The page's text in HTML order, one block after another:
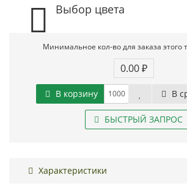
Выбор цвета
Минимальное кол-во для заказа этого
0.00 ₽
В корзину В
БЫСТРЫЙ ЗАПРОС
Характеристики